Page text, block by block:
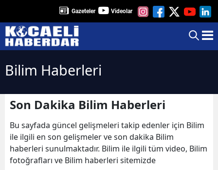
Gazeteler Videolar
Bilim Haberleri
Son Dakika Bilim Haberleri
Bu sayfada güncel gelişmeleri takip edenler için Bilim
ile ilgili en son gelişmeler ve son dakika Bilim
haberleri sunulmaktadır. Bilim ile ilgili tüm video, Bilim
fotoğrafları ve Bilim haberleri sitemizde